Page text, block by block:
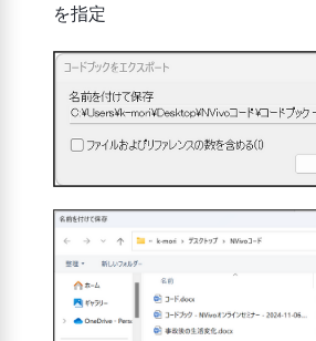
を指定